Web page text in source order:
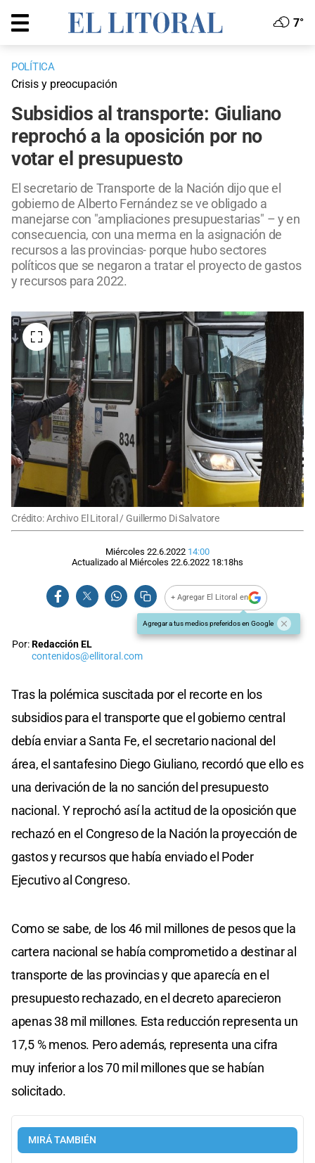
7°
POLÍTICA
Crisis y preocupación
Subsidios al transporte: Giuliano
reprochó a la oposición por no
votar el presupuesto
El secretario de Transporte de la Nación dijo que el
gobierno de Alberto Fernández se ve obligado a
manejarse con "ampliaciones presupuestarias" – y en
consecuencia, con una merma en la asignación de
recursos a las provincias- porque hubo sectores
políticos que se negaron a tratar el proyecto de gastos
y recursos para 2022.
Crédito: Archivo El Litoral / Guillermo Di Salvatore
Miércoles 22.6.2022 14:00
Actualizado al Miércoles 22.6.2022 18:18hs
+ Agregar El Litoral en
Agregar a tus medios preferidos en Google
Por:Redacción EL
contenidos@ellitoral.com
Tras la polémica suscitada por el recorte en los
subsidios para el transporte que el gobierno central
debía enviar a Santa Fe, el secretario nacional del
área, el santafesino Diego Giuliano, recordó que ello es
una derivación de la no sanción del presupuesto
nacional. Y reprochó así la actitud de la oposición que
rechazó en el Congreso de la Nación la proyección de
gastos y recursos que había enviado el Poder
Ejecutivo al Congreso.
Como se sabe, de los 46 mil millones de pesos que la
cartera nacional se había comprometido a destinar al
transporte de las provincias y que aparecía en el
presupuesto rechazado, en el decreto aparecieron
apenas 38 mil millones. Esta reducción representa un
17,5 % menos. Pero además, representa una cifra
muy inferior a los 70 mil millones que se habían
solicitado.
MIRÁ TAMBIÉN